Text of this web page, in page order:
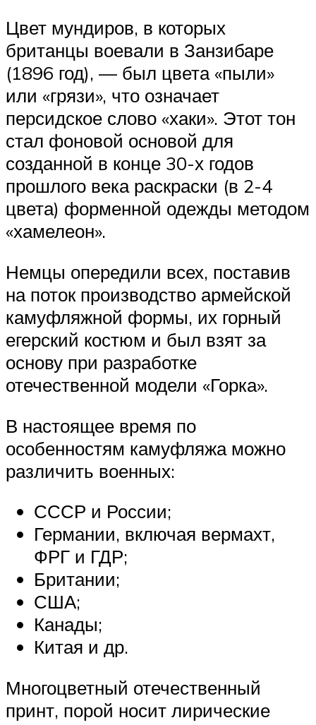
Цвет мундиров, в которых
британцы воевали в Занзибаре
(1896 год), — был цвета «пыли»
или «грязи», что означает
персидское слово «хаки». Этот тон
стал фоновой основой для
созданной в конце 30-х годов
прошлого века раскраски (в 2-4
цвета) форменной одежды методом
«хамелеон».
Немцы опередили всех, поставив
на поток производство армейской
камуфляжной формы, их горный
егерский костюм и был взят за
основу при разработке
отечественной модели «Горка».
В настоящее время по
особенностям камуфляжа можно
различить военных:
СССР и России;
Германии, включая вермахт,
ФРГ и ГДР;
Британии;
США;
Канады;
Китая и др.
Многоцветный отечественный
принт, порой носит лирические